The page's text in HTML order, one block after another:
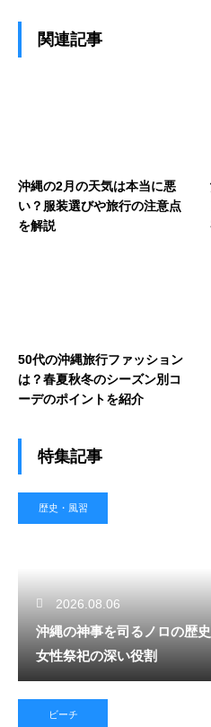
関連記事
沖縄の2月の天気は本当に悪
い？服装選びや旅行の注意点
を解説
50代の沖縄旅行ファッション
は？春夏秋冬のシーズン別コ
ーデのポイントを紹介
特集記事
歴史・風習
2026.08.06
沖縄の神事を司るノロの歴
女性祭祀の深い役割
ビーチ